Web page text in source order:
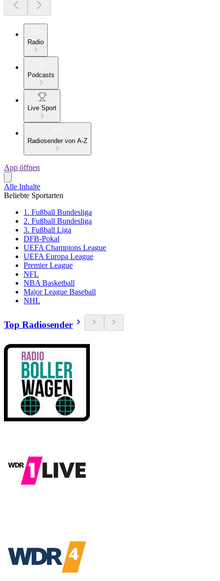
Radio
Podcasts
Live Sport
Radiosender von A-Z
App öffnen
Alle Inhalte
Beliebte Sportarten
1. Fußball Bundesliga
2. Fußball Bundesliga
3. Fußball Liga
DFB-Pokal
UEFA Champions League
UEFA Europa League
Premier League
NFL
NBA Basketball
Major League Baseball
NHL
Top Radiosender